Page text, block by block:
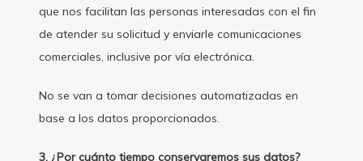
que nos facilitan las personas interesadas con el fin
de atender su solicitud y enviarle comunicaciones
comerciales, inclusive por vía electrónica.
No se van a tomar decisiones automatizadas en
base a los datos proporcionados.
3. ¿Por cuánto tiempo conservaremos sus datos?